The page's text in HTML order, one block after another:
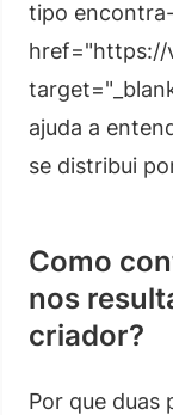
tipo
href="https://
ajuda a
se distribui
Como
nos
criador?
Por que duas